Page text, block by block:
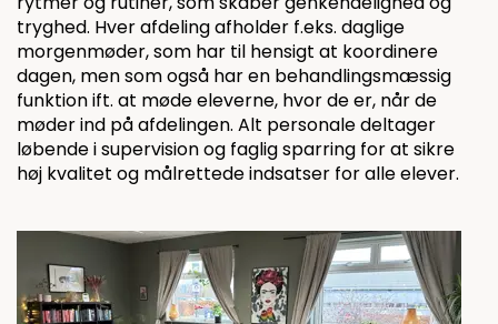
tryghed. Hver afdeling afholder f.eks. daglige
morgenmøder, som har til hensigt at koordinere
dagen, men som også har en behandlingsmæssig
funktion ift. at møde eleverne, hvor de er, når de
møder ind på afdelingen. Alt personale deltager
løbende i supervision og faglig sparring for at sikre
høj kvalitet og målrettede indsatser for alle elever.